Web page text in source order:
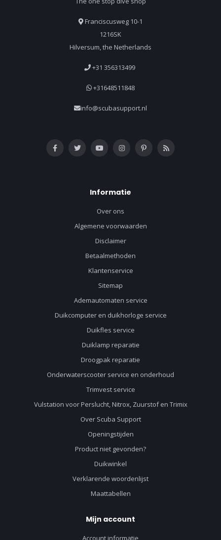
Franciscusweg 10-1
1216SK
Hilversum, the Netherlands
+31 356313499
+31648511848
info@scubasupport.nl
Informatie
Over ons
Algemene voorwaarden
Disclaimer
Betaalmethoden
Klantenservice
Sitemap
Ademautomaten service
Duikcomputer en duikhorloge service
Duikfles service
Duiklamp reparatie
Droogpak reparatie
Onderwaterscooter service en onderhoud
Trimvest service
Vulstation voor Perslucht, Nitrox, Zuurstof en Trimix
Over Scuba Support
Openingstijden
Product niet gevonden?
Duikwinkel
Verklarende woordenlijst
Maattabellen
Mijn account
Account informatie